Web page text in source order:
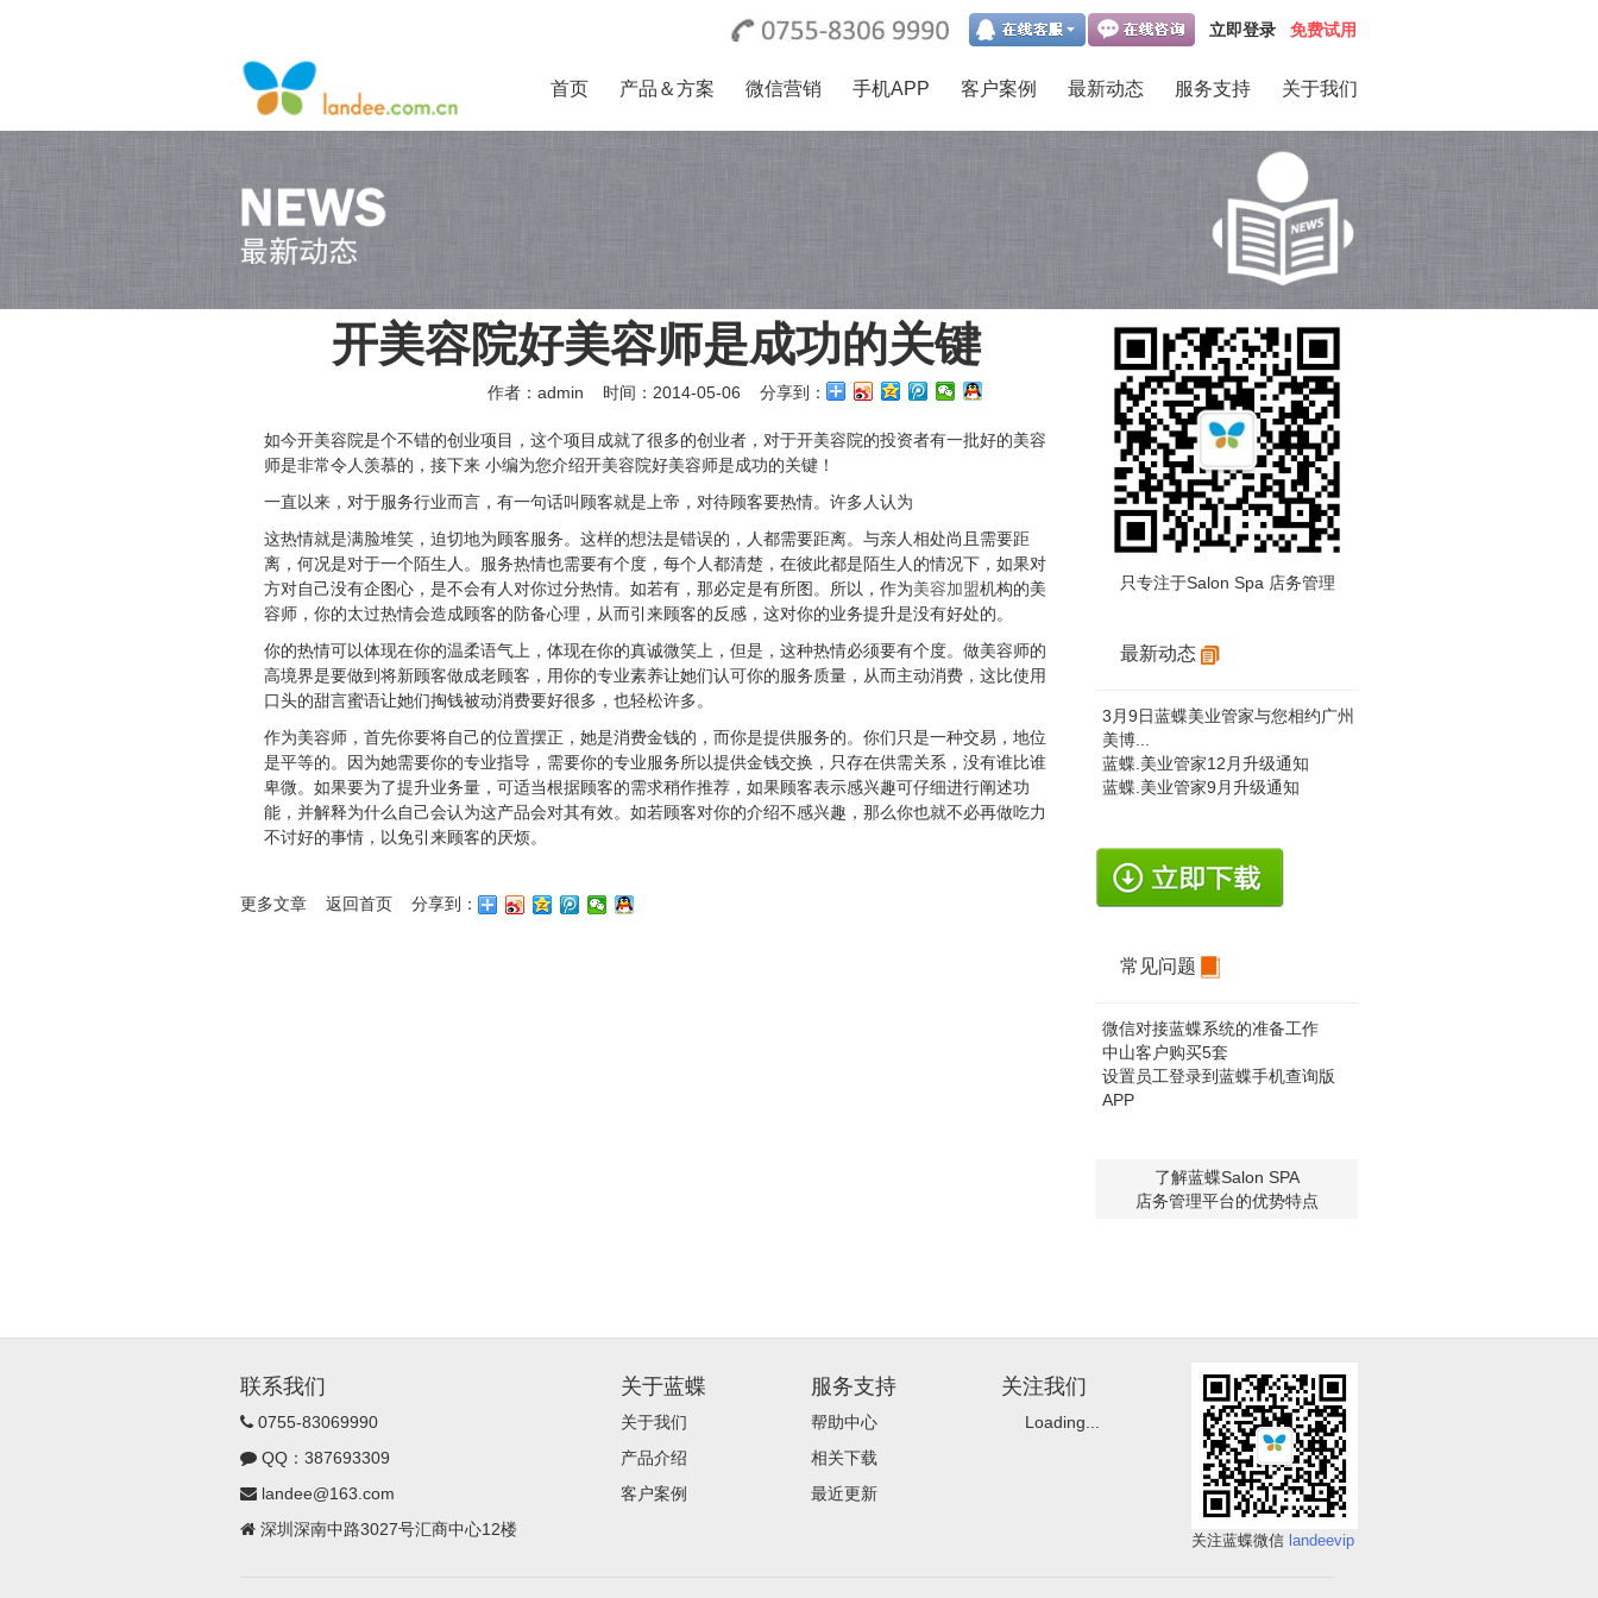
立即登录 免费试用
首页 产品＆方案 微信营销 手机APP 客户案例 最新动态 服务支持 关于我们
开美容院好美容师是成功的关键
作者：admin 时间：2014-05-06 分享到：
如今开美容院是个不错的创业项目，这个项目成就了很多的创业者，对于开美容院的投资者有一批好的美容
师是非常令人羡慕的，接下来 小编为您介绍开美容院好美容师是成功的关键！
一直以来，对于服务行业而言，有一句话叫顾客就是上帝，对待顾客要热情。许多人认为
这热情就是满脸堆笑，迫切地为顾客服务。这样的想法是错误的，人都需要距离。与亲人相处尚且需要距
离，何况是对于一个陌生人。服务热情也需要有个度，每个人都清楚，在彼此都是陌生人的情况下，如果对
方对自己没有企图心，是不会有人对你过分热情。如若有，那必定是有所图。所以，作为美容加盟机构的美
容师，你的太过热情会造成顾客的防备心理，从而引来顾客的反感，这对你的业务提升是没有好处的。
你的热情可以体现在你的温柔语气上，体现在你的真诚微笑上，但是，这种热情必须要有个度。做美容师的
高境界是要做到将新顾客做成老顾客，用你的专业素养让她们认可你的服务质量，从而主动消费，这比使用
口头的甜言蜜语让她们掏钱被动消费要好很多，也轻松许多。
作为美容师，首先你要将自己的位置摆正，她是消费金钱的，而你是提供服务的。你们只是一种交易，地位
是平等的。因为她需要你的专业指导，需要你的专业服务所以提供金钱交换，只存在供需关系，没有谁比谁
卑微。如果要为了提升业务量，可适当根据顾客的需求稍作推荐，如果顾客表示感兴趣可仔细进行阐述功
能，并解释为什么自己会认为这产品会对其有效。如若顾客对你的介绍不感兴趣，那么你也就不必再做吃力
不讨好的事情，以免引来顾客的厌烦。
更多文章 返回首页 分享到：
只专注于Salon Spa 店务管理
最新动态
3月9日蓝蝶美业管家与您相约广州
美博...
蓝蝶.美业管家12月升级通知
蓝蝶.美业管家9月升级通知
常见问题
微信对接蓝蝶系统的准备工作
中山客户购买5套
设置员工登录到蓝蝶手机查询版
APP
了解蓝蝶Salon SPA
店务管理平台的优势特点
联系我们
0755-83069990
QQ：387693309
landee@163.com
深圳深南中路3027号汇商中心12楼
关于蓝蝶
关于我们
产品介绍
客户案例
服务支持
帮助中心
相关下载
最近更新
关注我们
Loading...
关注蓝蝶微信 landeevip